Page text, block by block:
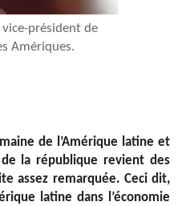
vice-président de
Amériques.
de l’Amérique latine et
la république revient des
assez remarquée. Ceci dit,
latine dans l’économie